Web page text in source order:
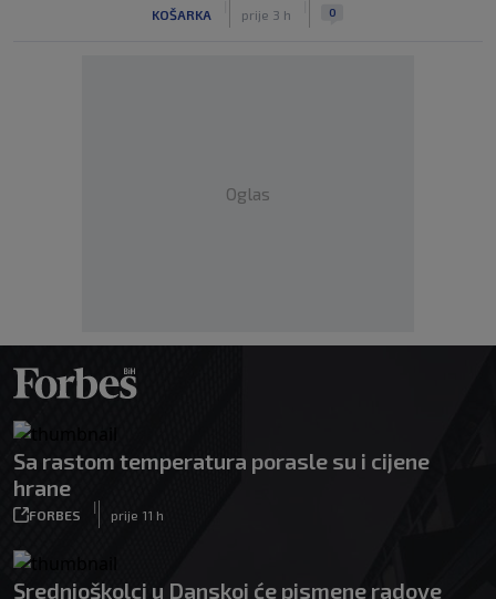
KOŠARKA prije 3 h 0
Oglas
Sa rastom temperatura porasle su i cijene
hrane
FORBES
|
prije 11 h
Srednjoškolci u Danskoj će pismene radove